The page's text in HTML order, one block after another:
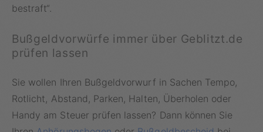
bestraft“.
Bußgeldvorwürfe immer über Geblitzt.de
prüfen lassen
Sie wollen Ihren Bußgeldvorwurf in Sachen Tempo,
Rotlicht, Abstand, Parken, Halten, Überholen oder
Handy am Steuer prüfen lassen? Dann können Sie